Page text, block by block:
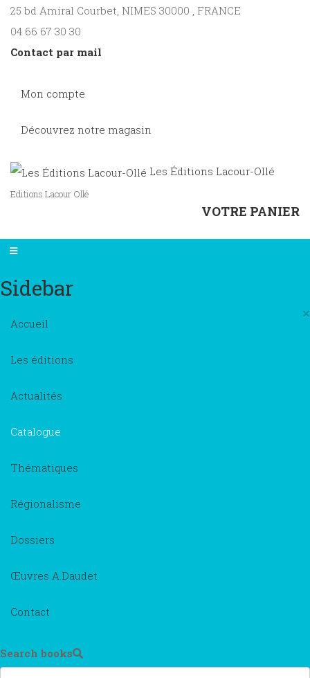
25 bd Amiral Courbet, NIMES 30000 , FRANCE
04 66 67 30 30
Contact par mail
Mon compte
Découvrez notre magasin
Les Éditions Lacour-Ollé
Editions Lacour Ollé
VOTRE PANIER
Sidebar
×
Accueil
Les éditions
Actualités
Catalogue
Thématiques
Régionalisme
Dossiers
Œuvres A.Daudet
Contact
Search books